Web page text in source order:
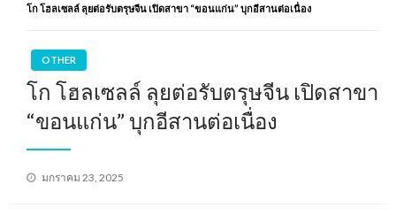
โก โฮลเซลล์ ลุยต่อรับตรุษจีน เปิดสาขา “ขอนแก่น” บุกอีสานต่อเนื่อง
OTHER
โก โฮลเซลล์ ลุยต่อรับตรุษจีน เปิดสาขา
“ขอนแก่น” บุกอีสานต่อเนื่อง
Posted
มกราคม 23, 2025